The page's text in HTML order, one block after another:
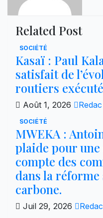
Related Post
SOCIÉTÉ
Kasaï : Paul
satisfait de
routiers
Août 1, 2026
SOCIÉTÉ
MWEKA :
plaide pour
compte des
dans la
carbone.
Juil 29, 2026